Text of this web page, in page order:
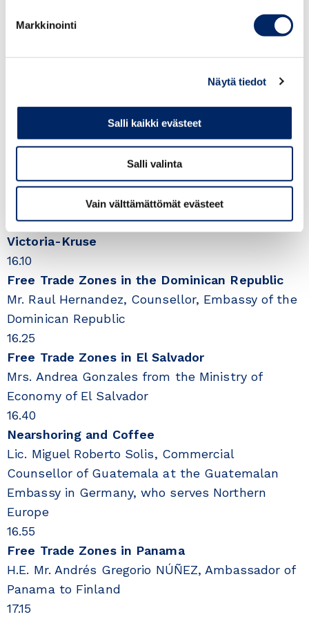
Markkinointi
Näytä tiedot
Salli kaikki evästeet
Salli valinta
Vain välttämättömät evästeet
Join us and learn more about the free trade
Opening of the event
Ms. Anne Hatanpää, Secretary General, Finnish-
Latin American Business Council
Greetings by H.E. Ambassador Ms. Lourdes
Victoria-Kruse
16.10
Free Trade Zones in the Dominican Republic
Mr. Raul Hernandez, Counsellor, Embassy of the
Dominican Republic
16.25
Free Trade Zones in El Salvador
Mrs. Andrea Gonzales from the Ministry of
Economy of El Salvador
16.40
Nearshoring and Coffee
Lic. Miguel Roberto Solis, Commercial
Counsellor of Guatemala at the Guatemalan
Embassy in Germany, who serves Northern
Europe
16.55
Free Trade Zones in Panama
H.E. Mr. Andrés Gregorio NÚÑEZ, Ambassador of
Panama to Finland
17.15